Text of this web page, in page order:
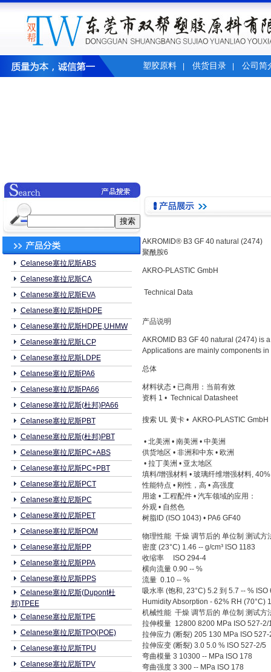
塑胶原料 供货目录 公司简
Celanese塞拉尼斯ABS
Celanese塞拉尼斯CA
Celanese塞拉尼斯EVA
Celanese塞拉尼斯HDPE
Celanese塞拉尼斯HDPE,UHMW
Celanese塞拉尼斯LCP
Celanese塞拉尼斯LDPE
Celanese塞拉尼斯PA6
Celanese塞拉尼斯PA66
Celanese塞拉尼斯(杜邦)PA66
Celanese塞拉尼斯PBT
Celanese塞拉尼斯(杜邦)PBT
Celanese塞拉尼斯PC+ABS
Celanese塞拉尼斯PC+PBT
Celanese塞拉尼斯PCT
Celanese塞拉尼斯PC
Celanese塞拉尼斯PET
Celanese塞拉尼斯POM
Celanese塞拉尼斯PP
Celanese塞拉尼斯PPA
Celanese塞拉尼斯PPS
Celanese塞拉尼斯(Dupont杜
邦)TPEE
Celanese塞拉尼斯TPE
Celanese塞拉尼斯TPO(POE)
Celanese塞拉尼斯TPU
Celanese塞拉尼斯TPV
AKROMID® B3 GF 40 natural (2474)
聚酰胺6
AKRO-PLASTIC GmbH
Technical Data
产品说明
AKROMID B3 GF 40 natural (2474) is
Applications are mainly components
总体
材料状态 • 已商用：当前有效
资料 1 • Technical Datasheet
搜索 UL 黄卡 • AKRO-PLASTIC GmbH
• 北美洲 • 南美洲 • 中美洲
供货地区 • 非洲和中东 • 欧洲
• 拉丁美洲 • 亚太地区
填料/增强材料 • 玻璃纤维增强材料,
性能特点 • 刚性，高 • 高强度
用途 • 工程配件 • 汽车领域的应用：
外观 • 自然色
树脂ID (ISO 1043) • PA6 GF40
物理性能 干燥 调节后的 单位制 测试方
密度 (23°C) 1.46 -- g/cm³ ISO 1183
收缩率 ISO 294-4
横向流量 0.90 -- %
流量 0.10 -- %
吸水率 (饱和, 23°C) 5.2 到 5.7 -- % ISO
Humidity Absorption - 62% RH (70°C)
机械性能 干燥 调节后的 单位制 测试方
拉伸模量 12800 8200 MPa ISO 527-2/
拉伸应力 (断裂) 205 130 MPa ISO 527-
拉伸应变 (断裂) 3.0 5.0 % ISO 527-2/5
弯曲模量 3 10300 -- MPa ISO 178
弯曲强度 3 300 -- MPa ISO 178